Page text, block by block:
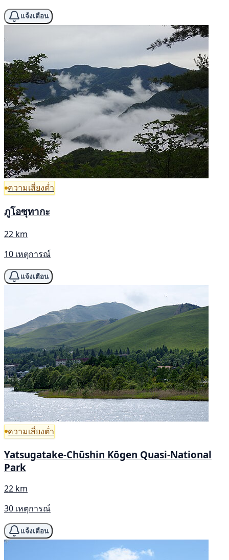
แจ้งเตือน
ความเสี่ยงต่ำ
ภูโอซุทากะ
22 km
10 เหตุการณ์
แจ้งเตือน
ความเสี่ยงต่ำ
Yatsugatake-Chūshin Kōgen Quasi-National
Park
22 km
30 เหตุการณ์
แจ้งเตือน